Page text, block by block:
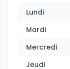
Lundi
Mardi
Mercredi
Jeudi